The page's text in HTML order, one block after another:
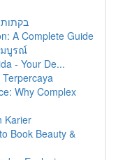
A Complete Guide
มบูรณ์
- Your De...
Why Complex
Karier
Book Beauty &